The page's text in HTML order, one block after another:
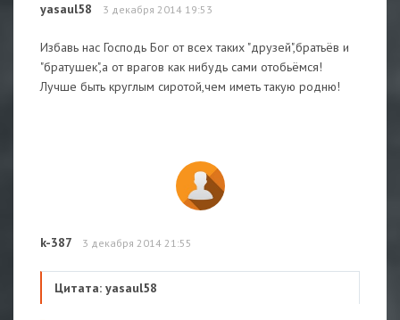
yasaul58 3 декабря 2014 19:53
Избавь нас Господь Бог от всех таких "друзей",братьёв и
"братушек",а от врагов как нибудь сами отобьёмся!
Лучше быть круглым сиротой,чем иметь такую родню!
k-387 3 декабря 2014 21:55
Цитата: yasaul58